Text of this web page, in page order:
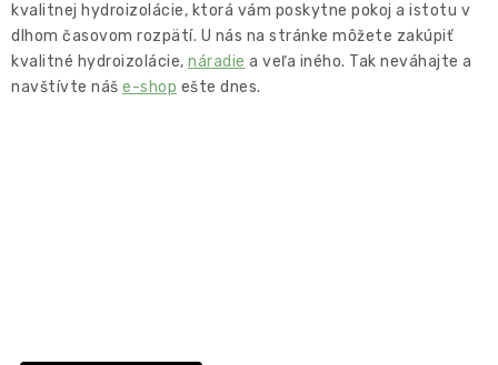
kvalitnej hydroizolácie, ktorá vám poskytne pokoj a istotu v
dlhom časovom rozpätí. U nás na stránke môžete zakúpiť
kvalitné hydroizolácie, náradie a veľa iného. Tak neváhajte a
navštívte náš e-shop ešte dnes.